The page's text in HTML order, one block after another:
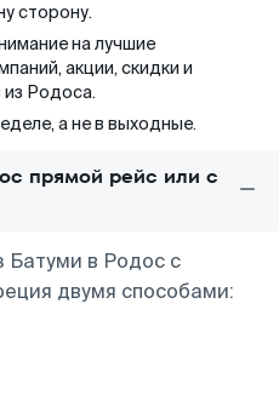
сторону.
на лучшие
акции, скидки и
Родоса.
а не в выходные.
прямой рейс или с
Батуми в Родос с
двумя способами: